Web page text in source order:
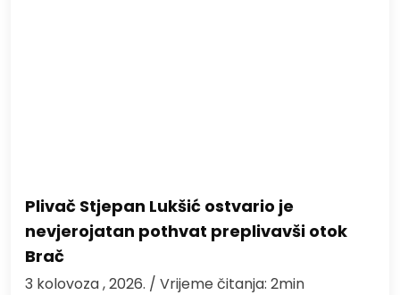
Plivač Stjepan Lukšić ostvario je
nevjerojatan pothvat preplivavši otok
Brač
3 kolovoza , 2026. / Vrijeme čitanja: 2min